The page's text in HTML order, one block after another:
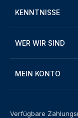
KENNTNISSE
WER WIR SIND
MEIN KONTO
Verfügbare